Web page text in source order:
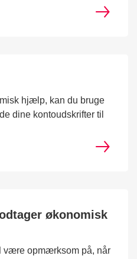
hjælp, kan du bruge
dine kontoudskrifter til
økonomisk
være opmærksom på, når